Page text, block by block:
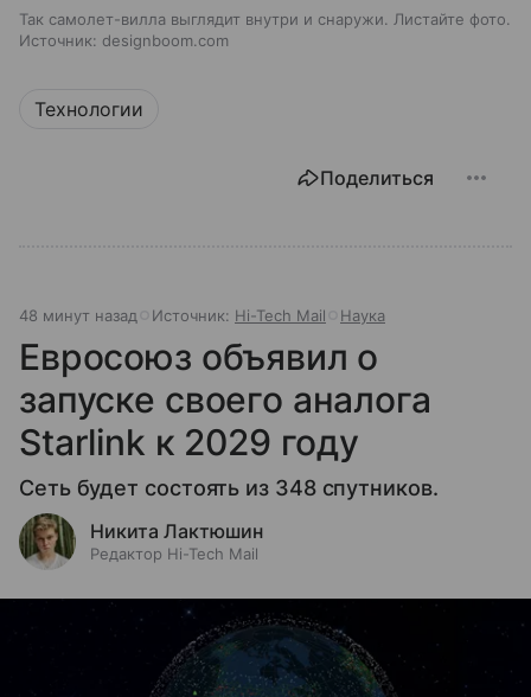
Так самолет-вилла выглядит внутри и снаружи. Листайте фото.
Источник: designboom.com
Технологии
Поделиться
48 минут назад Источник: Hi-Tech Mail Наука
Евросоюз объявил о
запуске своего аналога
Starlink к 2029 году
Сеть будет состоять из 348 спутников.
Никита Лактюшин
Редактор Hi-Tech Mail